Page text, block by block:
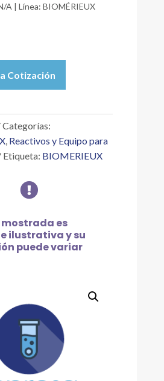
A | Línea: BIOMÉRIEUX
Cotización
Categorías:
, Reactivos y Equipo para
Etiqueta: BIOMERIEUX

es
ilustrativa y su
puede variar